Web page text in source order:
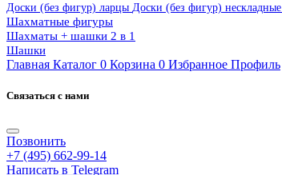
Доски (без фигур) ларцы Доски (без фигур) нескладные
Шахматные фигуры
Шахматы + шашки 2 в 1
Шашки
Главная Каталог 0 Корзина 0 Избранное Профиль
Связаться с нами
Позвонить
+7 (495) 662-99-14
Написать в Telegram